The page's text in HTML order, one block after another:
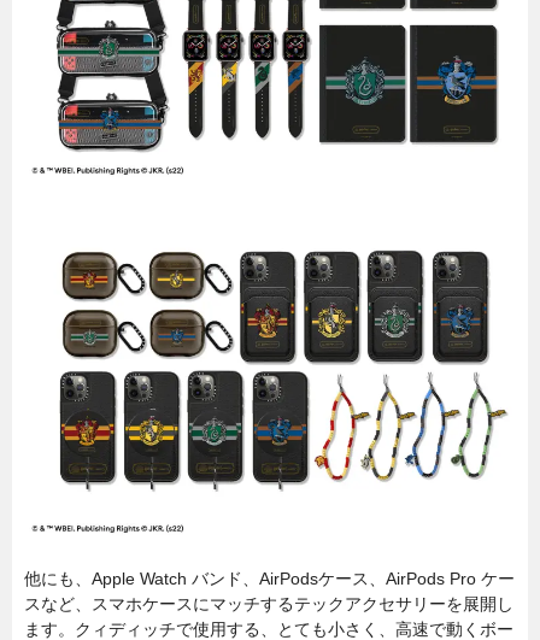
他にも、Apple Watch バンド、AirPodsケース、AirPods Pro ケー
スなど、スマホケースにマッチするテックアクセサリーを展開し
ます。クィディッチで使用する、とても小さく、高速で動くボー